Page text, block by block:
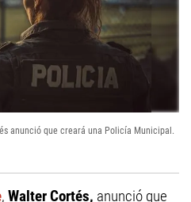
anunció que creará una Policía Municipal.
, Walter Cortés, anunció que